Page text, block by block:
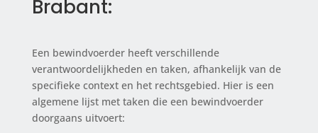
Brabant:
Een bewindvoerder heeft verschillende
verantwoordelijkheden en taken, afhankelijk van de
specifieke context en het rechtsgebied. Hier is een
algemene lijst met taken die een bewindvoerder
doorgaans uitvoert: